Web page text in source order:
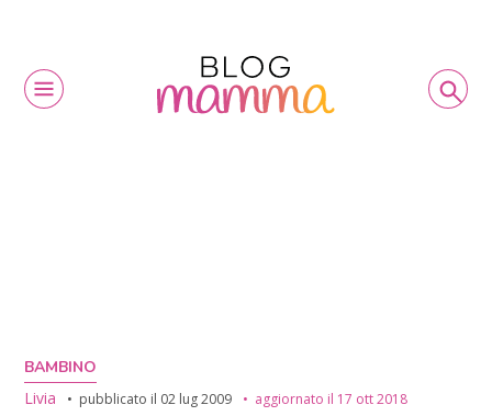
BAMBINO
Livia
pubblicato il 02 lug 2009 aggiornato il 17 ott 2018